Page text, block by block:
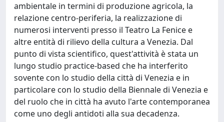
ambientale in termini di produzione agricola, la
relazione centro-periferia, la realizzazione di
numerosi interventi presso il Teatro La Fenice e
altre entità di rilievo della cultura a Venezia. Dal
punto di vista scientifico, quest'attività è stata un
lungo studio practice-based che ha interferito
sovente con lo studio della città di Venezia e in
particolare con lo studio della Biennale di Venezia e
del ruolo che in città ha avuto l'arte contemporanea
come uno degli antidoti alla sua decadenza.